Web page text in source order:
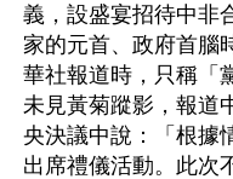
義，設盛宴招待中非
家的元首、政府首腦
華社報道時，只稱「
未見黃菊蹤影，報道
央決議中說：「根據
出席禮儀活動。此次